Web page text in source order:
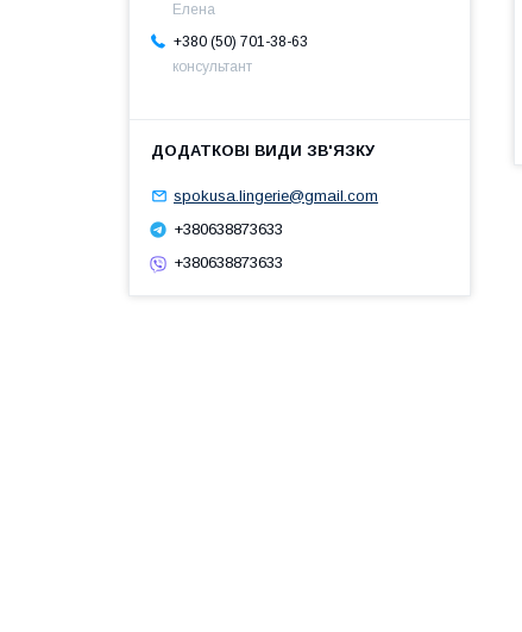
Елена
+380 (50) 701-38-63
консультант
spokusa.lingerie@gmail.com
+380638873633
+380638873633